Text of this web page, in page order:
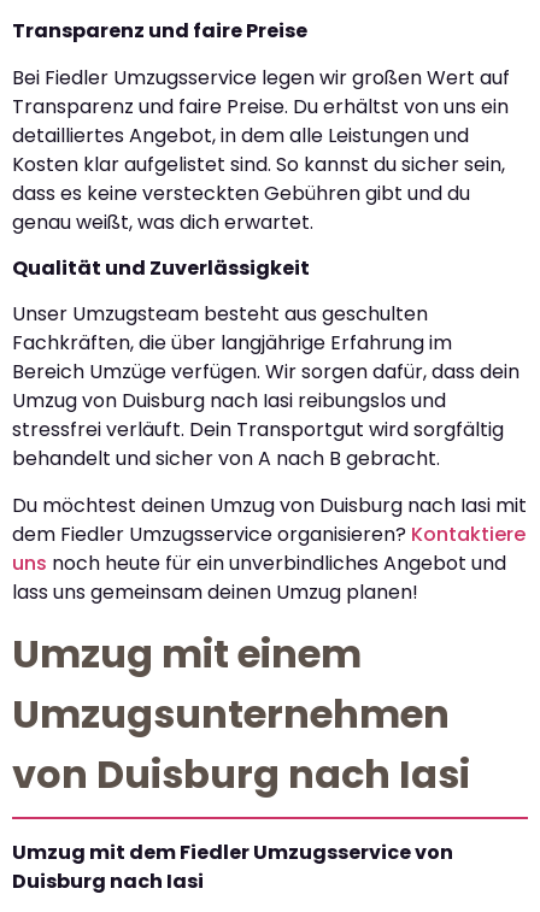
Transparenz und faire Preise
Bei Fiedler Umzugsservice legen wir großen Wert auf
Transparenz und faire Preise. Du erhältst von uns ein
detailliertes Angebot, in dem alle Leistungen und
Kosten klar aufgelistet sind. So kannst du sicher sein,
dass es keine versteckten Gebühren gibt und du
genau weißt, was dich erwartet.
Qualität und Zuverlässigkeit
Unser Umzugsteam besteht aus geschulten
Fachkräften, die über langjährige Erfahrung im
Bereich Umzüge verfügen. Wir sorgen dafür, dass dein
Umzug von Duisburg nach Iasi reibungslos und
stressfrei verläuft. Dein Transportgut wird sorgfältig
behandelt und sicher von A nach B gebracht.
Du möchtest deinen Umzug von Duisburg nach Iasi mit
dem Fiedler Umzugsservice organisieren? Kontaktiere
uns noch heute für ein unverbindliches Angebot und
lass uns gemeinsam deinen Umzug planen!
Umzug mit einem
Umzugsunternehmen
von Duisburg nach Iasi
Umzug mit dem Fiedler Umzugsservice von
Duisburg nach Iasi